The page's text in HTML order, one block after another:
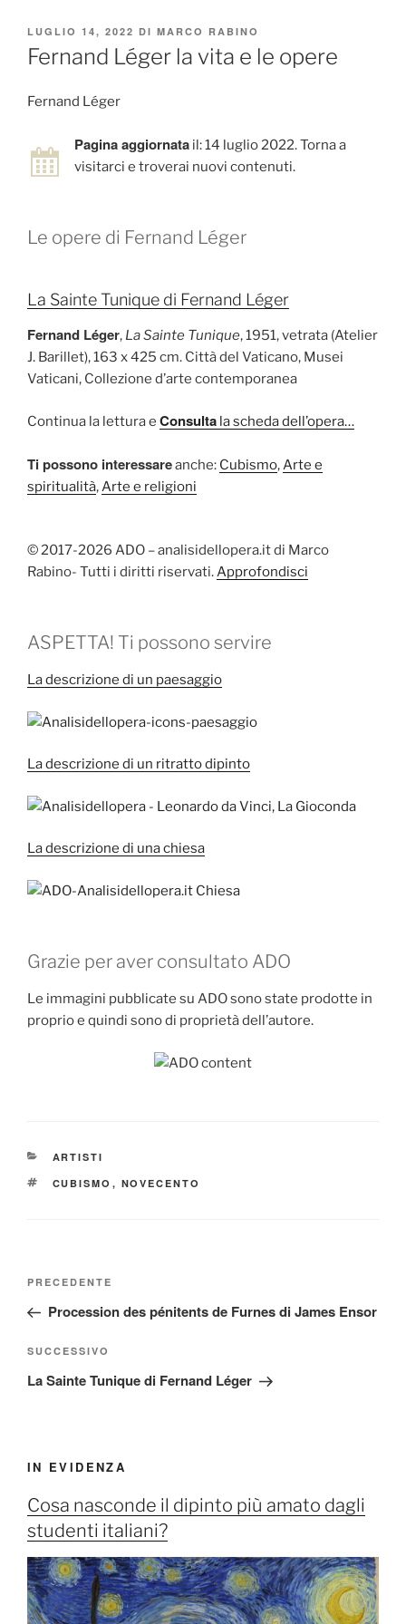
PUBBLICATO
IL
LUGLIO 14, 2022 DI MARCO RABINO
Fernand Léger la vita e le opere
Fernand Léger
Pagina aggiornata il: 14 luglio 2022. Torna a
visitarci e troverai nuovi contenuti.
Le opere di Fernand Léger
La Sainte Tunique di Fernand Léger
Fernand Léger, La Sainte Tunique, 1951, vetrata (Atelier
J. Barillet), 163 x 425 cm. Città del Vaticano, Musei
Vaticani, Collezione d’arte contemporanea
Continua la lettura e Consulta la scheda dell’opera…
Ti possono interessareanche: Cubismo,Arte e
spiritualità,Arte e religioni
© 2017-2026 ADO – analisidellopera.it di Marco
Rabino- Tutti i diritti riservati.Approfondisci
ASPETTA! Ti possono servire
La descrizione di un paesaggio
La descrizione di un ritratto dipinto
La descrizione di una chiesa
Grazie per aver consultato ADO
Le immagini pubblicate su ADO sono state prodotte in
proprio e quindi sono di proprietà dell’autore.
CATEGORIE
ARTISTI
TAG
CUBISMO , NOVECENTO
Articolo
precedente:
PRECEDENTE
Procession des pénitents de Furnes di James Ensor
Articolo
successivo
SUCCESSIVO
La Sainte Tunique di Fernand Léger
IN EVIDENZA
Cosa nasconde il dipinto più amato dagli
studenti italiani?